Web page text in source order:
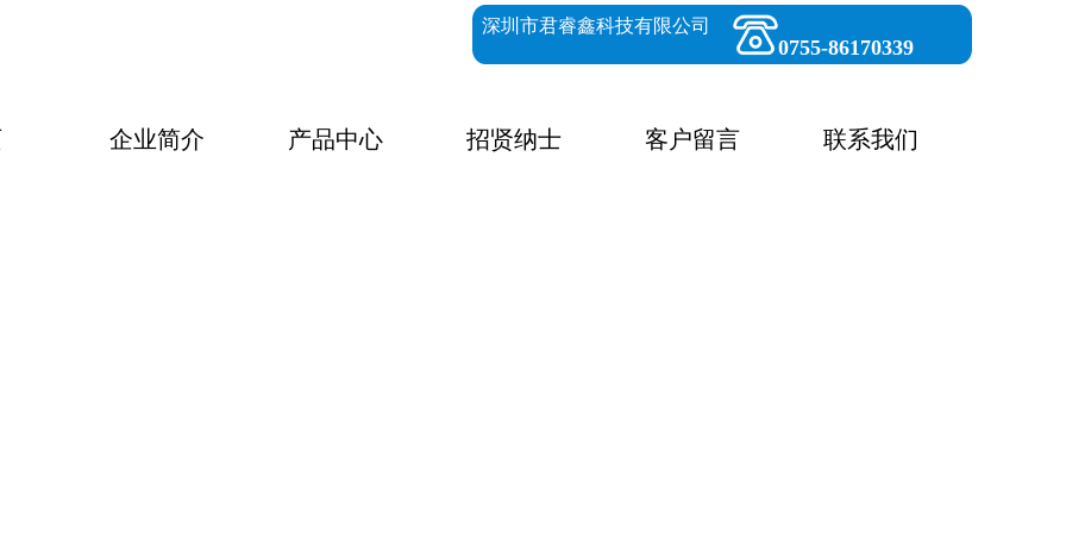
企业简介 产品中心 招贤纳士 客户留言 联系我们
深圳市君睿鑫科技有限公司
0755-86170339